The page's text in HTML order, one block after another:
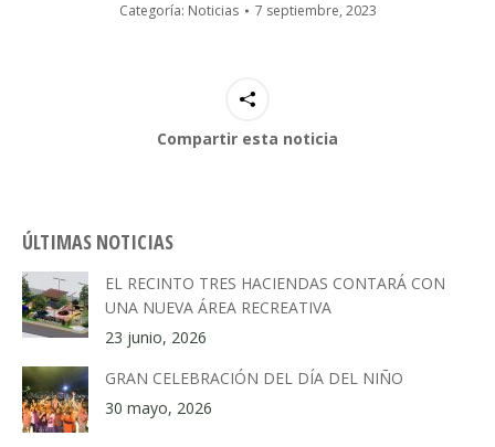
Categoría: Noticias 7 septiembre, 2023
Compartir esta noticia
ÚLTIMAS NOTICIAS
EL RECINTO TRES HACIENDAS CONTARÁ CON
UNA NUEVA ÁREA RECREATIVA
23 junio, 2026
GRAN CELEBRACIÓN DEL DÍA DEL NIÑO
30 mayo, 2026